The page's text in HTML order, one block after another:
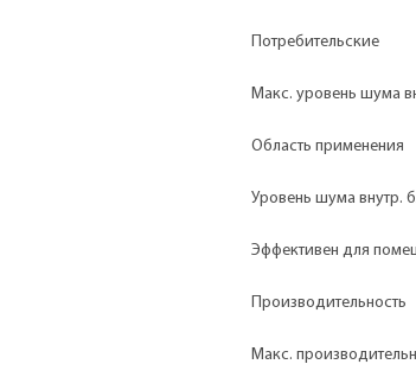
Потребительские
Макс. уровень шума
Область применения
Уровень шума внутр.
Эффективен для
Производительность
Макс.